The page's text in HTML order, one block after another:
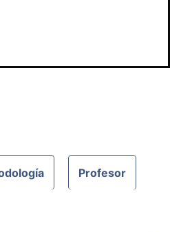
Profesor